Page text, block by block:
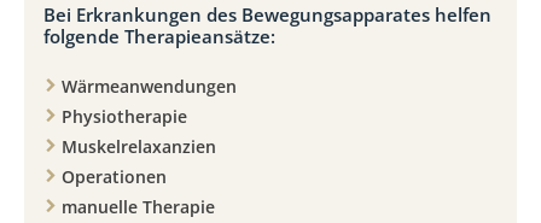
Bei Erkrankungen des Bewegungsapparates helfen
folgende Therapieansätze:
Wärmeanwendungen
Physiotherapie
Muskelrelaxanzien
Operationen
manuelle Therapie